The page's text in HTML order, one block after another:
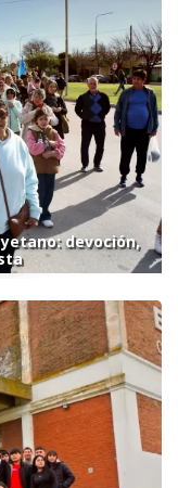
devoción,